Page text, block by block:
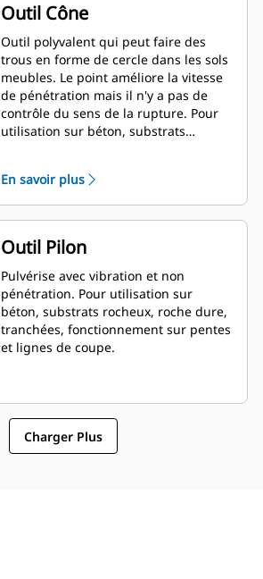
Outil Cône
Outil polyvalent qui peut faire des
trous en forme de cercle dans les sols
meubles. Le point améliore la vitesse
de pénétration mais il n'y a pas de
contrôle du sens de la rupture. Pour
utilisation sur béton, substrats
En savoir plus
Outil Pilon
Pulvérise avec vibration et non
pénétration. Pour utilisation sur
béton, substrats rocheux, roche dure,
tranchées, fonctionnement sur pentes
et lignes de coupe.
Charger Plus